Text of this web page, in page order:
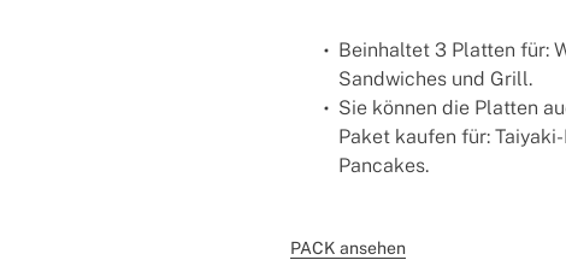
Beinhaltet 3 Platten für:
Sandwiches und Grill.
Sie können die Platten
Paket kaufen für:
Pancakes.
PACK ansehen